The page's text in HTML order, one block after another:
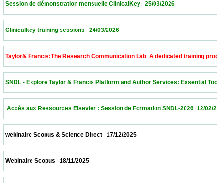
Session de démonstration mensuelle ClinicalKey   25/03/2026
Clinicalkey training sessions   24/03/2026
Taylor& Francis:The Research Communication Lab  A dedicated
SNDL - Explore Taylor & Francis Platform and Author Services:
Accès aux Ressources Elsevier : Session de Formation SNDL-
webinaire Scopus & Science Direct   17/12/2025
Webinaire Scopus   18/11/2025